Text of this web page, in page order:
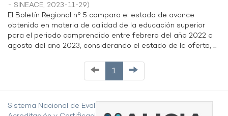
- SINEACE, 2023-11-29)
El Boletín Regional n° 5 compara el estado de avance
obtenido en materia de calidad de la educación superior
para el periodo comprendido entre febrero del año 2022 a
agosto del año 2023, considerando el estado de la oferta, ...
1
Sistema Nacional de Evaluación,